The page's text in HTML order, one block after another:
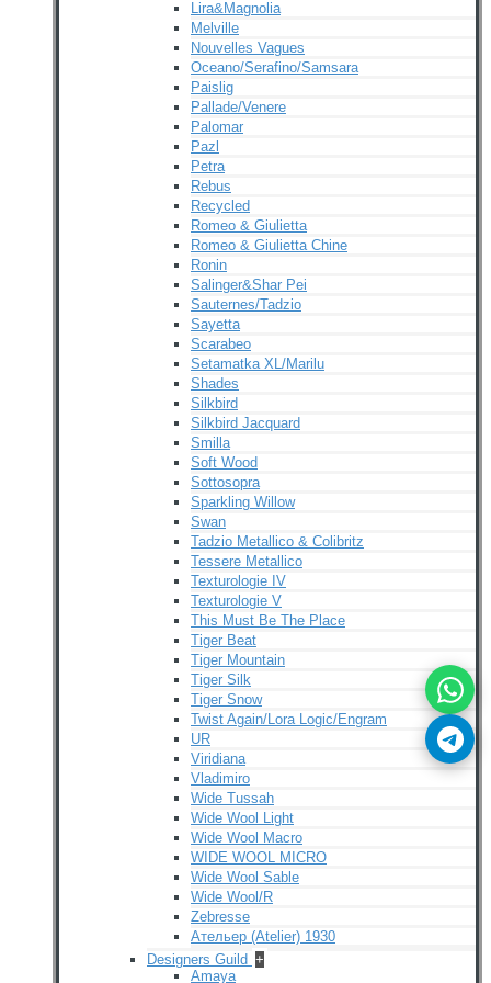
Lira&Magnolia
Melville
Nouvelles Vagues
Oceano/Serafino/Samsara
Paislig
Pallade/Venere
Palomar
Pazl
Petra
Rebus
Recycled
Romeo & Giulietta
Romeo & Giulietta Chine
Ronin
Salinger&Shar Pei
Sauternes/Tadzio
Sayetta
Scarabeo
Setamatka XL/Marilu
Shades
Silkbird
Silkbird Jacquard
Smilla
Soft Wood
Sottosopra
Sparkling Willow
Swan
Tadzio Metallico & Colibritz
Tessere Metallico
Texturologie IV
Texturologie V
This Must Be The Place
Tiger Beat
Tiger Mountain
Tiger Silk
Tiger Snow
Twist Again/Lora Logic/Engram
UR
Viridiana
Vladimiro
Wide Tussah
Wide Wool Light
Wide Wool Macro
WIDE WOOL MICRO
Wide Wool Sable
Wide Wool/R
Zebresse
Ательер (Atelier) 1930
Designers Guild +
Amaya